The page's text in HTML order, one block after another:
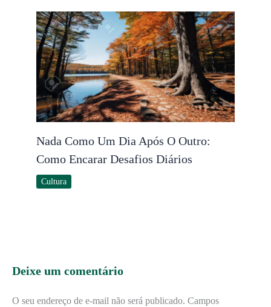
Nada Como Um Dia Após O Outro:
Como Encarar Desafios Diários
Cultura
Deixe um comentário
O seu endereço de e-mail não será publicado. Campos